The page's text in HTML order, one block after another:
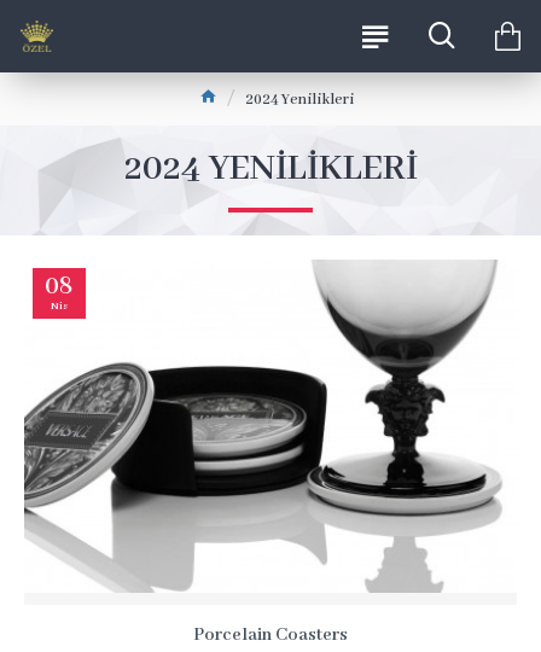
2024 Yenilikleri
2024 YENILIKLERI
08
Nis
Porcelain Coasters